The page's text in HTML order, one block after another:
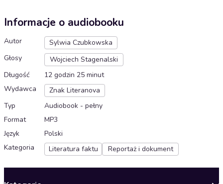
Informacje o audiobooku
Autor
Sylwia Czubkowska
Głosy
Wojciech Stagenalski
Długość
12 godzin 25 minut
Wydawca
Znak Literanova
Typ
Audiobook - pełny
Format
MP3
Język
Polski
Kategoria
Literatura faktu Reportaż i dokument